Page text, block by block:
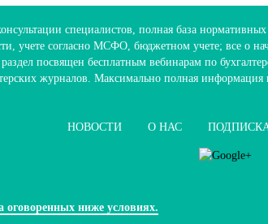
специалистов, полная база
учете согласно МСФО, бюджетном учете; все о
посвящен бесплатным вебинарам по
журналов. Максимально полная
НОВОСТИ О НАС
оговоренных ниже условиях.